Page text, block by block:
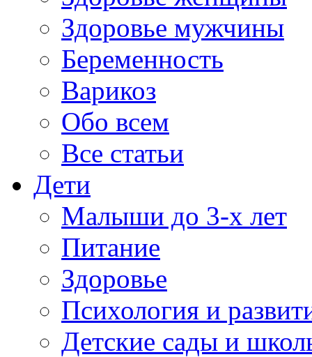
Здоровье мужчины
Беременность
Варикоз
Обо всем
Все статьи
Дети
Малыши до 3-х лет
Питание
Здоровье
Психология и
Детские сады и